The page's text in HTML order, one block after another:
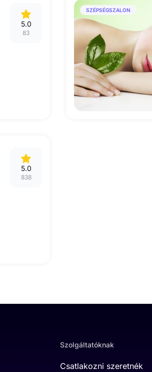
5.0
83
SZÉPSÉGSZALON
5.0
838
Szolgáltatóknak
Csatlakozni szeretnék